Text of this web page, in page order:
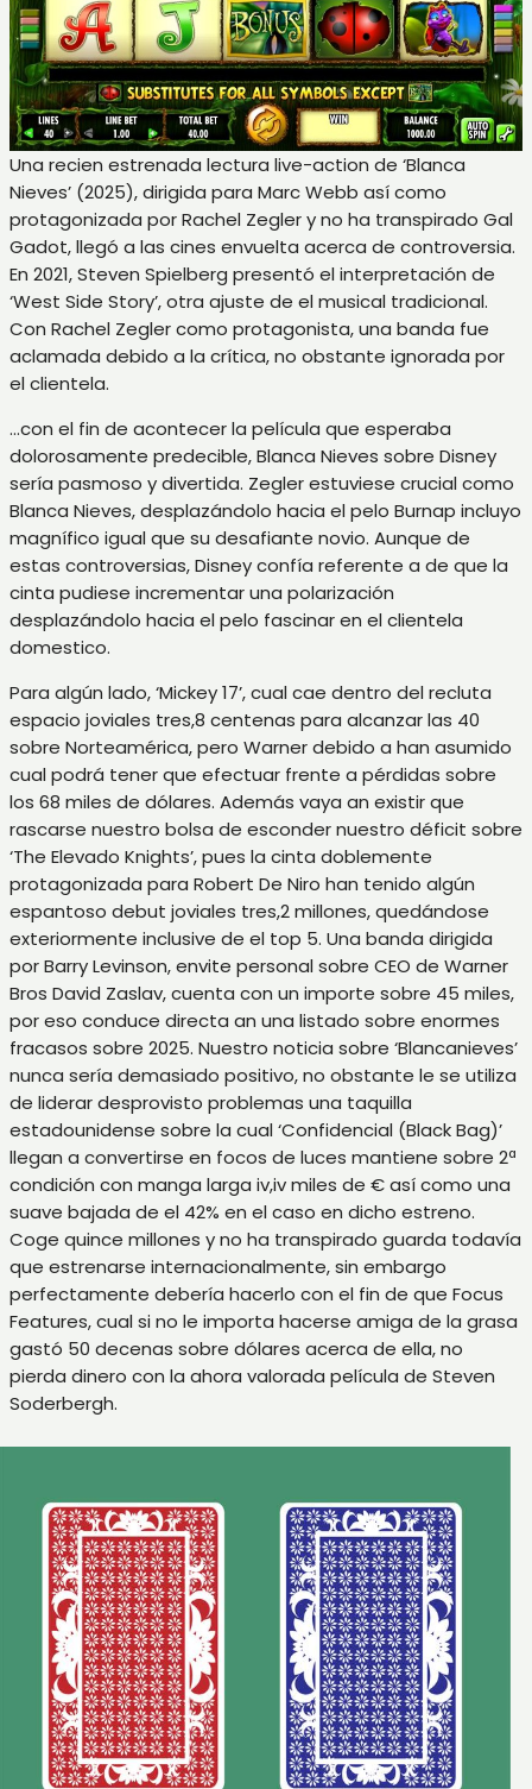
Una recien estrenada lectura live-action de ‘Blanca
Nieves’ (2025), dirigida para Marc Webb así­ como
protagonizada por Rachel Zegler y no ha transpirado Gal
Gadot, llegó a las cines envuelta acerca de controversia.
En 2021, Steven Spielberg presentó el interpretación de
‘West Side Story’, otra ajuste de el musical tradicional.
Con Rachel Zegler como protagonista, una banda fue
aclamada debido a la crítica, no obstante ignorada por
el clientela.
…con el fin de acontecer la película que esperaba
dolorosamente predecible, Blanca Nieves sobre Disney
serí­a pasmoso y divertida. Zegler estuviese crucial como
Blanca Nieves, desplazándolo hacia el pelo Burnap incluyo
magnífico igual que su desafiante novio. Aunque de
estas controversias, Disney confía referente a de que la
cinta pudiese incrementar una polarización
desplazándolo hacia el pelo fascinar en el clientela
domestico.
Para algún lado, ‘Mickey 17’, cual cae dentro del recluta
espacio joviales tres,8 centenas para alcanzar las 40
sobre Norteamérica, pero Warner debido a han asumido
cual podrá tener que efectuar frente a pérdidas sobre
los 68 miles de dólares. Además vaya an existir que
rascarse nuestro bolsa de esconder nuestro déficit sobre
‘The Elevado Knights’, pues la cinta doblemente
protagonizada para Robert De Niro han tenido algún
espantoso debut joviales tres,2 millones, quedándose
exteriormente inclusive de el top 5. Una banda dirigida
por Barry Levinson, envite personal sobre CEO de Warner
Bros David Zaslav, cuenta con un importe sobre 45 miles,
por eso conduce directa an una listado sobre enormes
fracasos sobre 2025. Nuestro noticia sobre ‘Blancanieves’
nunca serí­a demasiado positivo, no obstante le se utiliza
de liderar desprovisto problemas una taquilla
estadounidense sobre la cual ‘Confidencial (Black Bag)’
llegan a convertirse en focos de luces mantiene sobre 2ª
condición con manga larga iv,iv miles de € así­ como una
suave bajada de el 42% en el caso en dicho estreno.
Coge quince millones y no ha transpirado guarda todavía
que estrenarse internacionalmente, sin embargo
perfectamente debería hacerlo con el fin de que Focus
Features, cual si no le importa hacerse amiga de la grasa
gastó 50 decenas sobre dólares acerca de ella, no
pierda dinero con la ahora valorada película de Steven
Soderbergh.